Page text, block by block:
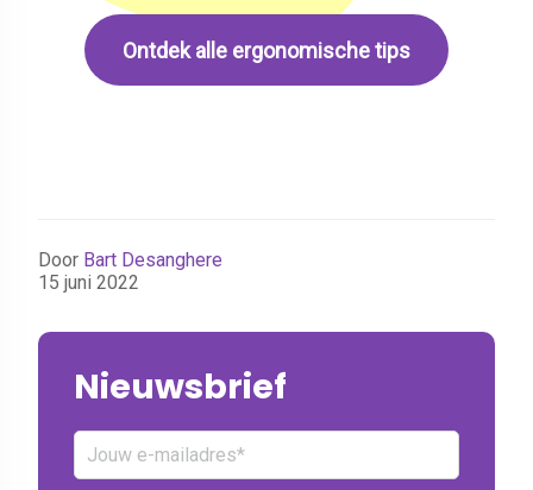
Ontdek alle ergonomische tips
Door Bart Desanghere
15 juni 2022
Nieuwsbrief